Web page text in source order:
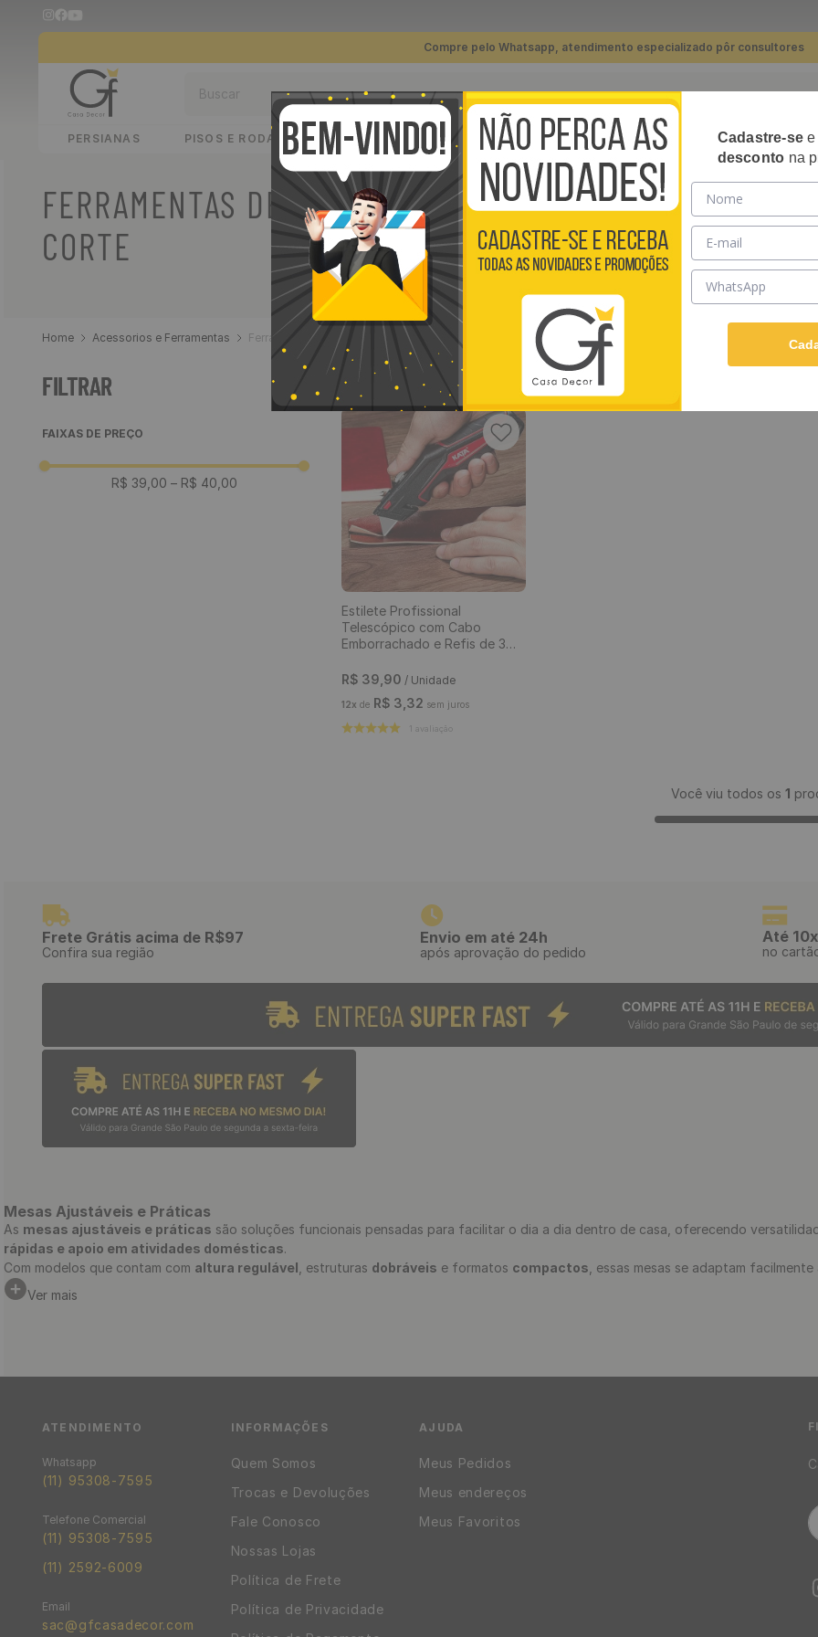
Compre pelo Whatsapp, atendimento especializado pôr consultores
PERSIANAS PISOS E RODAPÉS PAINÉIS RIPADOS PLACAS 3D PAPÉIS DE PAREDE
FERRAMENTAS DE
CORTE
As mesas ajustáveis e práticas
são soluções funcionais pensadas para
diferentes usos comotrabalho, estudo, refeições rápidas e apoio em
regulável
, estruturas , essas mesas se
offices e espaços multifuncionais, garantindo melhor aproveitamento do
mesas disponíveis apresentamboa estabilidade, resistência e acabamento
decoração do ambiente.
Acessorios e Ferramentas Ferramentas de Corte
FAIXAS DE PREÇO
R$ 39,00 – R$ 40,00
Produto
COMPRAR
Estilete Profissional
Telescópico com Cabo
Emborrachado e Refis de 3
R$ 39 90 / Unidade
12x de R$ 3 32 sem juros
1 avaliação
Você viu todos os 1
Frete Grátis acima de R$97
Confira sua região
Envio em até 24h
após aprovação do pedido
Até
no
Mesas Ajustáveis e Práticas
As mesas ajustáveis e práticas são soluções funcionais pensadas para facilitar o dia a dia dentro de casa, oferecendo
rápidas e apoio em atividades domésticas.
Com modelos que contam com altura regulável, estruturas dobráveis e formatos compactos, essas mesas se adaptam facilmente
espaços multifuncionais
Ver mais
ATENDIMENTO
(11) 95308-7595
(11) 95308-7595
(11) 2592-6009
sac@gfcasadecor.com
INFORMAÇÕES
Quem Somos
Trocas e Devoluções
Fale Conosco
Nossas Lojas
Política de Frete
Política de Privacidade
AJUDA
Meus Pedidos
Meus endereços
Meus Favoritos
TERMOS MAIS BUSCADOS
1º piso
2º banheiro
3º
quarto
5º
º
papel parede
piso vinílico
10º piso vinílico click
Cadastre-see
desconto na